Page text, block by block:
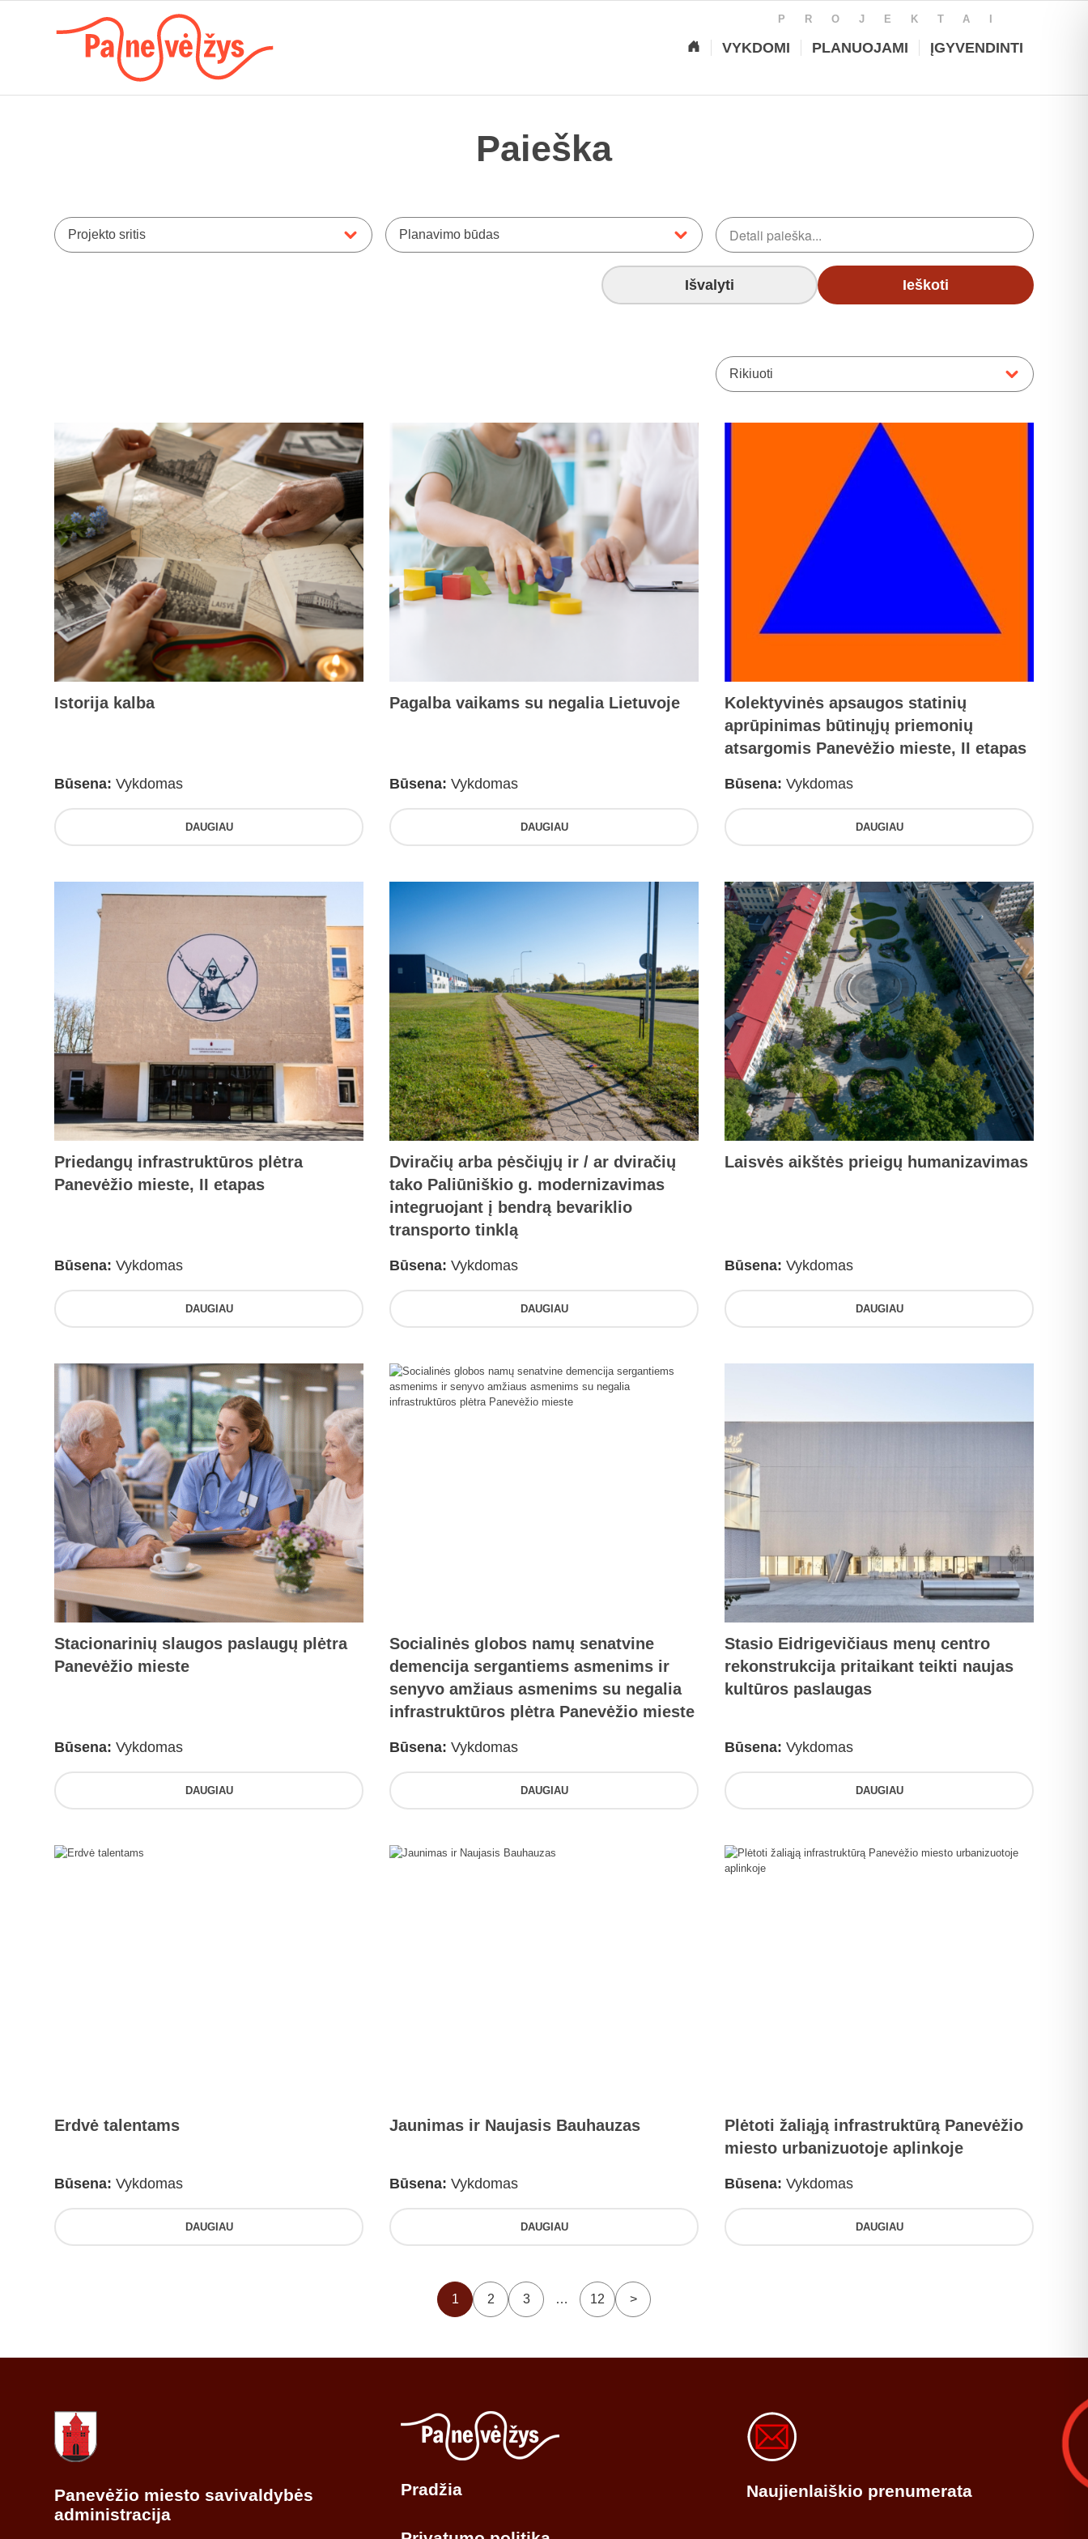
PROJEKTAI
VYKDOMI PLANUOJAMI ĮGYVENDINTI
Paieška
Projekto sritis Planavimo būdas
Išvalyti Ieškoti
Rikiuoti
Istorija kalba
Būsena: Vykdomas
DAUGIAU
Pagalba vaikams su negalia Lietuvoje
Būsena: Vykdomas
DAUGIAU
Kolektyvinės apsaugos statinių
aprūpinimas būtinųjų priemonių
atsargomis Panevėžio mieste, II etapas
Būsena: Vykdomas
DAUGIAU
Priedangų infrastruktūros plėtra
Panevėžio mieste, II etapas
Būsena: Vykdomas
DAUGIAU
Dviračių arba pėsčiųjų ir / ar dviračių
tako Paliūniškio g. modernizavimas
integruojant į bendrą bevariklio
transporto tinklą
Būsena: Vykdomas
DAUGIAU
Laisvės aikštės prieigų humanizavimas
Būsena: Vykdomas
DAUGIAU
Stacionarinių slaugos paslaugų plėtra
Panevėžio mieste
Būsena: Vykdomas
DAUGIAU
Socialinės globos namų senatvine
demencija sergantiems asmenims ir
senyvo amžiaus asmenims su negalia
infrastruktūros plėtra Panevėžio mieste
Būsena: Vykdomas
DAUGIAU
Stasio Eidrigevičiaus menų centro
rekonstrukcija pritaikant teikti naujas
kultūros paslaugas
Būsena: Vykdomas
DAUGIAU
Erdvė talentams
Būsena: Vykdomas
DAUGIAU
Jaunimas ir Naujasis Bauhauzas
Būsena: Vykdomas
DAUGIAU
Plėtoti žaliąją infrastruktūrą Panevėžio
miesto urbanizuotoje aplinkoje
Būsena: Vykdomas
DAUGIAU
1 2 3 … 12 >
Panevėžio miesto savivaldybės
administracija
Pradžia Naujienlaiškio prenumerata